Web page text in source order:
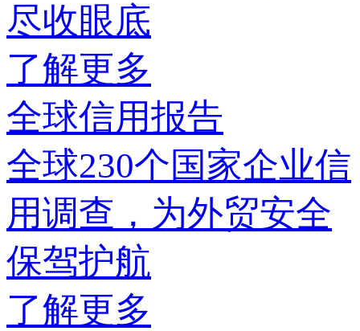
尽收眼底
了解更多
全球信用报告
全球230个国家企业信
用调查，为外贸安全
保驾护航
了解更多